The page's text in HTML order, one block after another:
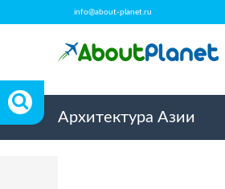
info@about-planet.ru
Архитектура Азии